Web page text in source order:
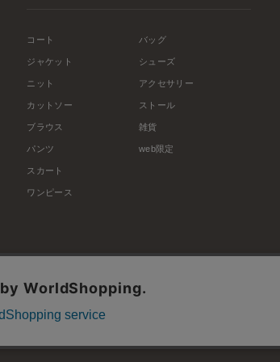
コート
ジャケット
ニット
カットソー
ブラウス
パンツ
スカート
ワンピース
バッグ
シューズ
アクセサリー
ストール
雑貨
web限定